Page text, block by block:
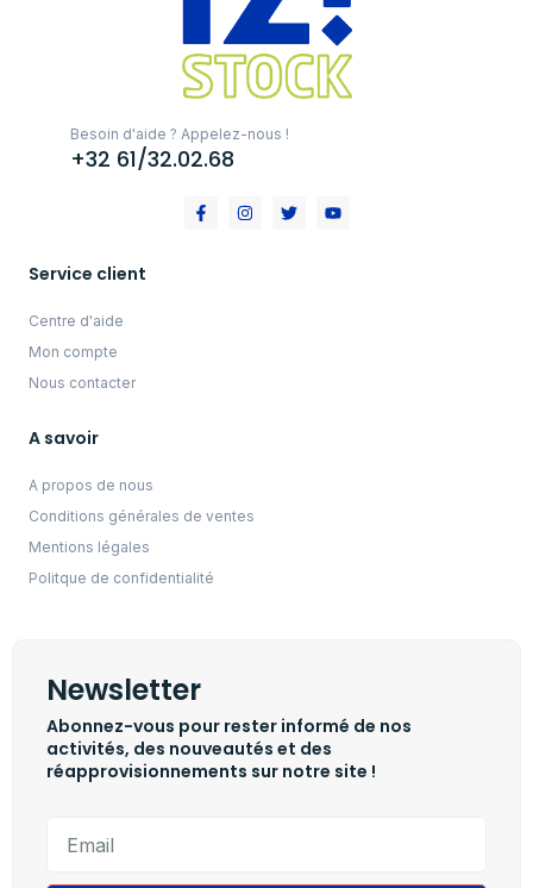
Besoin d'aide ? Appelez-nous !
+32 61/32.02.68
Service client
Centre d'aide
Mon compte
Nous contacter
A savoir
A propos de nous
Conditions générales de ventes
Mentions légales
Politque de confidentialité
Newsletter
Abonnez-vous pour rester informé de nos
activités, des nouveautés et des
réapprovisionnements sur notre site !